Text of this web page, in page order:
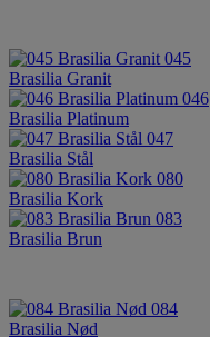
045
Brasilia Granit
046
Brasilia Platinum
047
Brasilia Stål
080
Brasilia Kork
083
Brasilia Brun
084
Brasilia Nød